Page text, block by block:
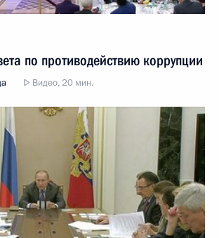
по противодействию коррупции
Видео, 20 мин.